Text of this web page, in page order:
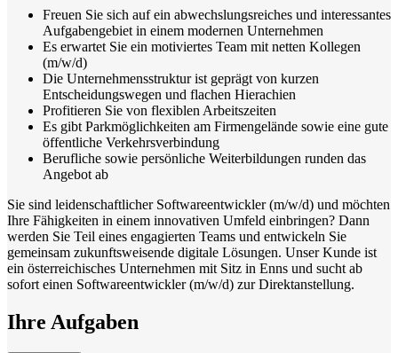
Freuen Sie sich auf ein abwechslungsreiches und interessantes
Aufgabengebiet in einem modernen Unternehmen
Es erwartet Sie ein motiviertes Team mit netten Kollegen
(m/w/d)
Die Unternehmensstruktur ist geprägt von kurzen
Entscheidungswegen und flachen Hierachien
Profitieren Sie von flexiblen Arbeitszeiten
Es gibt Parkmöglichkeiten am Firmengelände sowie eine gute
öffentliche Verkehrsverbindung
Berufliche sowie persönliche Weiterbildungen runden das
Angebot ab
Sie sind leidenschaftlicher Softwareentwickler (m/w/d) und möchten
Ihre Fähigkeiten in einem innovativen Umfeld einbringen? Dann
werden Sie Teil eines engagierten Teams und entwickeln Sie
gemeinsam zukunftsweisende digitale Lösungen. Unser Kunde ist
ein österreichisches Unternehmen mit Sitz in Enns und sucht ab
sofort einen Softwareentwickler (m/w/d) zur Direktanstellung.
Ihre Aufgaben